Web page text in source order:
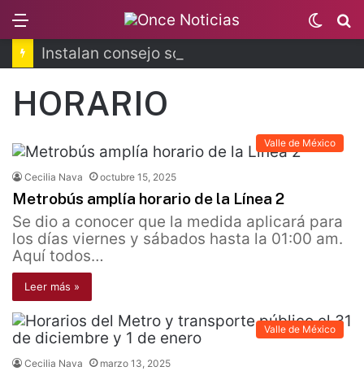
Switch
skin
HORARIO
Valle de México
Cecilia Nava octubre 15, 2025
Metrobús amplía horario de la Línea 2
Se dio a conocer que la medida aplicará para
los días viernes y sábados hasta la 01:00 am.
Aquí todos…
Leer más »
Valle de México
Cecilia Nava marzo 13, 2025